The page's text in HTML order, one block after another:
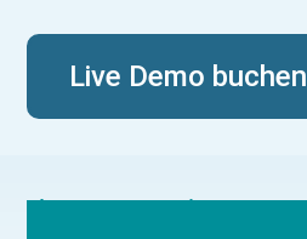
Live Demo buchen
Thomas Augustin